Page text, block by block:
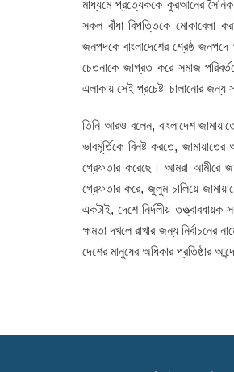
মাধ্যমে প্রত্যেককে কুরআনের সৈনিক
সকল বাঁধা বিপত্তিকে মোকাবেলা
জনপদকে বাংলাদেশের শ্রেষ্ঠ
চেতনাকে জাগ্রত করে সমাজ
এলাকায় সেই প্রচেষ্টা চালানোর
তিনি আরও বলেন, বাংলাদেশ
ভাবমূর্তিকে বিনষ্ট করতে,
গ্রেফতার করেছে। আমরা আমীরে
গ্রেফতার করে, জুলুম চালিয়ে
একটাই, দেশে নির্দলীয়
ক্ষমতা দখলে রাখার জন্য
দেশের মানুষের অধিকার প্রতিষ্ঠার